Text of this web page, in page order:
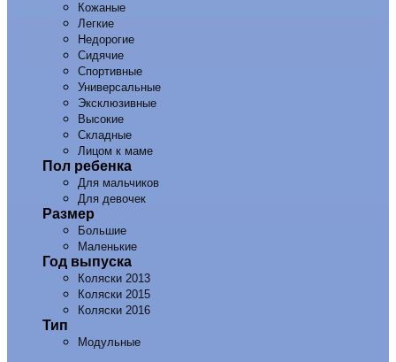
Кожаные
Легкие
Недорогие
Сидячие
Спортивные
Универсальные
Эксклюзивные
Высокие
Складные
Лицом к маме
Пол ребенка
Для мальчиков
Для девочек
Размер
Большие
Маленькие
Год выпуска
Коляски 2013
Коляски 2015
Коляски 2016
Тип
Модульные